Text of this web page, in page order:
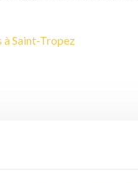
à Saint-Tropez